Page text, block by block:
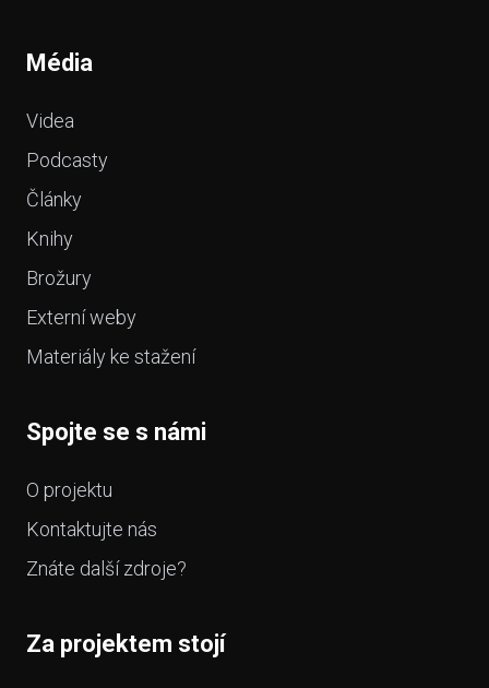
Média
Videa
Podcasty
Články
Knihy
Brožury
Externí weby
Materiály ke stažení
Spojte se s námi
O projektu
Kontaktujte nás
Znáte další zdroje?
Za projektem stojí